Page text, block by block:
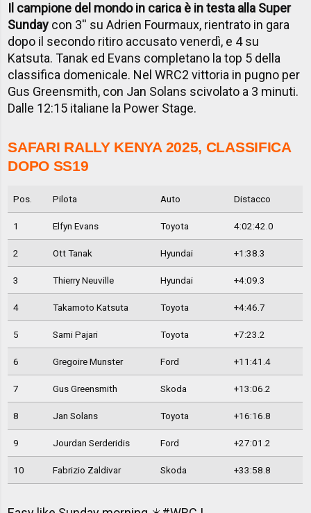
Il campione del mondo in carica è in testa alla Super
Sunday con 3'' su Adrien Fourmaux, rientrato in gara
dopo il secondo ritiro accusato venerdì, e 4 su
Katsuta. Tanak ed Evans completano la top 5 della
classifica domenicale. Nel WRC2 vittoria in pugno per
Gus Greensmith, con Jan Solans scivolato a 3 minuti.
Dalle 12:15 italiane la Power Stage.
SAFARI RALLY KENYA 2025, CLASSIFICA
DOPO SS19
Pos. Pilota Auto Distacco
1 Elfyn Evans Toyota 4:02:42.0
2 Ott Tanak Hyundai +1:38.3
3 Thierry Neuville Hyundai +4:09.3
4 Takamoto Katsuta Toyota +4:46.7
5 Sami Pajari Toyota +7:23.2
6 Gregoire Munster Ford +11:41.4
7 Gus Greensmith Skoda +13:06.2
8 Jan Solans Toyota +16:16.8
9 Jourdan Serderidis Ford +27:01.2
10 Fabrizio Zaldivar Skoda +33:58.8